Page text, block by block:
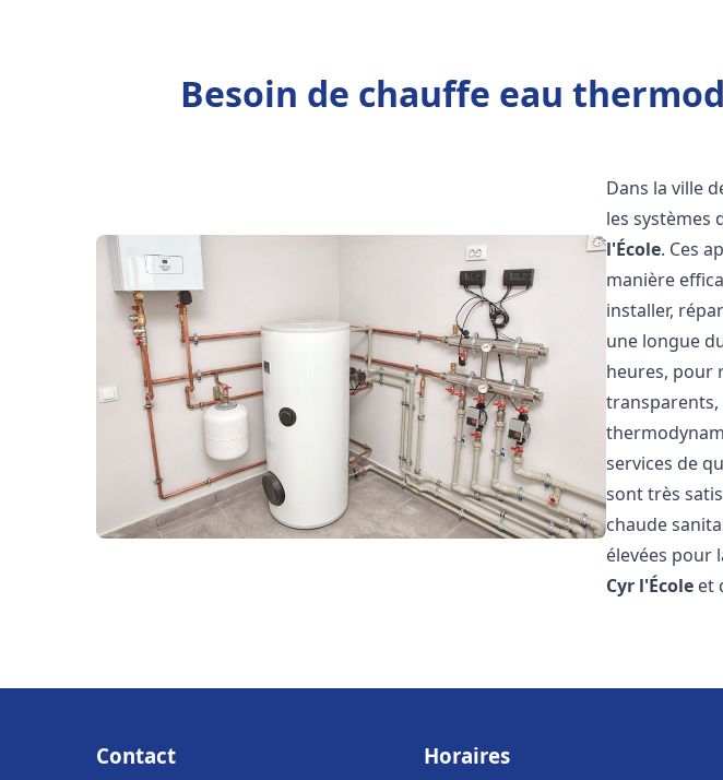
Besoin de chauffe eau
Dans la ville
les systèmes
l'École. Ces
manière
installer,
une longue
heures, pour
transparents,
services de
sont très
chaude
élevées pour
Cyr l'École et
Contact Horaires